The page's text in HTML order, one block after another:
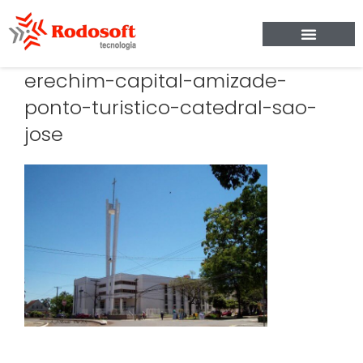
erechim-capital-amizade-
ponto-turistico-catedral-sao-
jose